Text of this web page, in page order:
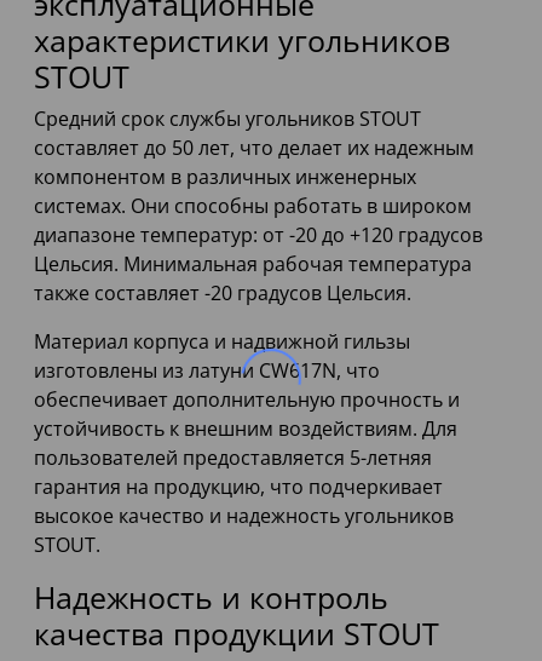
характеристики угольников
STOUT
Средний срок службы угольников STOUT
составляет до 50 лет, что делает их надежным
компонентом в различных инженерных
системах. Они способны работать в широком
диапазоне температур: от -20 до +120 градусов
Цельсия. Минимальная рабочая температура
также составляет -20 градусов Цельсия.
Материал корпуса и надвижной гильзы
изготовлены из латуни CW617N, что
обеспечивает дополнительную прочность и
устойчивость к внешним воздействиям. Для
пользователей предоставляется 5-летняя
гарантия на продукцию, что подчеркивает
высокое качество и надежность угольников
STOUT.
Надежность и контроль
качества продукции STOUT